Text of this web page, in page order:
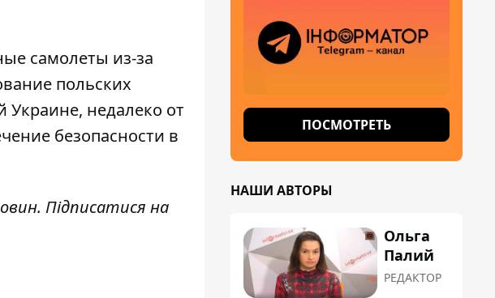
самолеты из-за
польских
недалеко от
безопасности в
Підписатися на
ПОСМОТРЕТЬ
НАШИ АВТОРЫ
Ольга
Палий
РЕДАКТОР